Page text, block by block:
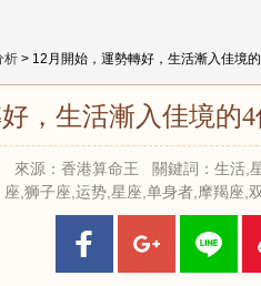
析 > 12月開始，運勢轉好，生活漸入佳境
，生活漸入佳境的
來源：香港算命王 關鍵詞：生活,
座,狮子座,运势,星座,单身者,摩羯座,